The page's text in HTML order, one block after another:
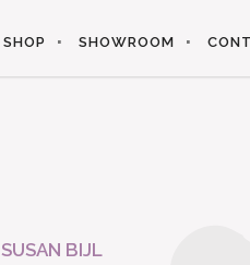
SHOP SHOWROOM
SUSAN BIJL